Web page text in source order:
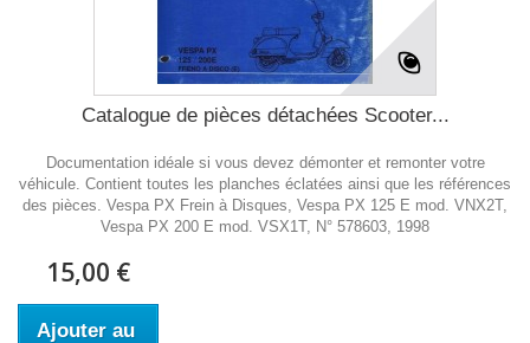
Catalogue de pièces détachées Scooter...
Documentation idéale si vous devez démonter et remonter votre
véhicule. Contient toutes les planches éclatées ainsi que les références
des pièces. Vespa PX Frein à Disques, Vespa PX 125 E mod. VNX2T,
Vespa PX 200 E mod. VSX1T, N° 578603, 1998
15,00 €
Ajouter au